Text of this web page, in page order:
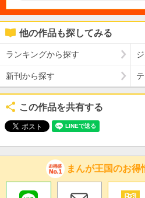
他の作品も探してみる
ランキングから探す
新刊から探す
この作品を共有する
まんが王国のお得